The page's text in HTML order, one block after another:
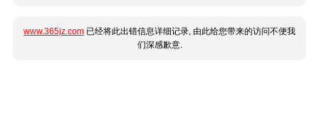
www.365jz.com 已经将此出错信息详细记录, 由此给您带来的访问不便我
们深感歉意.